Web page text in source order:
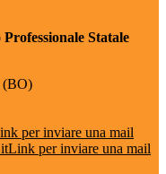
Statale
(BO)
per inviare una mail
Link per inviare una mail